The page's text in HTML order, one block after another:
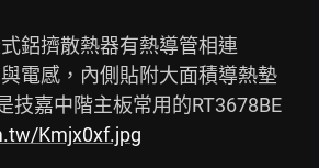
鋁擠散熱器有熱導管相連
電感，內側貼附大面積導熱墊
Kmjx0xf.jpg